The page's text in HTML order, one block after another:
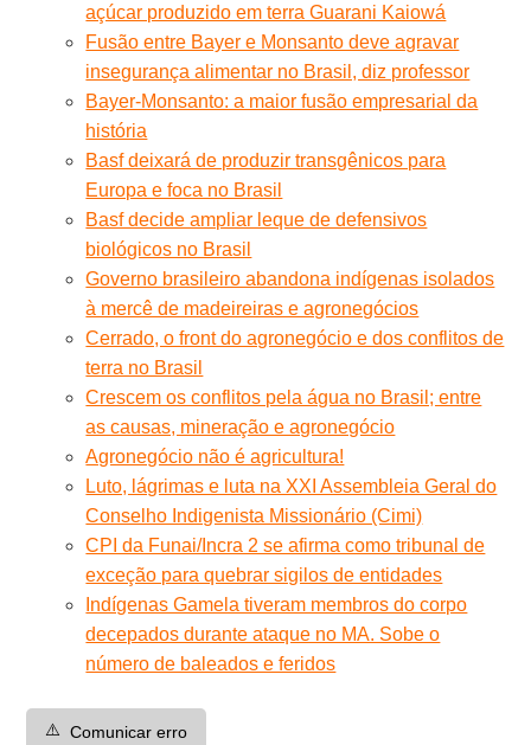
açúcar produzido em terra Guarani Kaiowá
Fusão entre Bayer e Monsanto deve agravar
insegurança alimentar no Brasil, diz professor
Bayer-Monsanto: a maior fusão empresarial da
história
Basf deixará de produzir transgênicos para
Europa e foca no Brasil
Basf decide ampliar leque de defensivos
biológicos no Brasil
Governo brasileiro abandona indígenas isolados
à mercê de madeireiras e agronegócios
Cerrado, o front do agronegócio e dos conflitos de
terra no Brasil
Crescem os conflitos pela água no Brasil; entre
as causas, mineração e agronegócio
Agronegócio não é agricultura!
Luto, lágrimas e luta na XXI Assembleia Geral do
Conselho Indigenista Missionário (Cimi)
CPI da Funai/Incra 2 se afirma como tribunal de
exceção para quebrar sigilos de entidades
Indígenas Gamela tiveram membros do corpo
decepados durante ataque no MA. Sobe o
número de baleados e feridos
⚠️ Comunicar erro